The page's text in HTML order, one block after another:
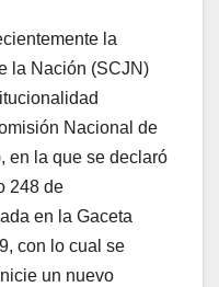
la
la Nación (SCJN)
Nacional de
en la que se declaró
248 de
en la Gaceta
con lo cual se
un nuevo